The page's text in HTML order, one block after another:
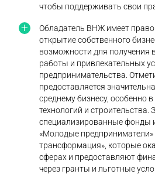
чтобы поддерживать свои
Обладатель ВНЖ имеет право
открытие собственного
возможности для получения
работы и привлекательных
предпринимательства.
предоставляется
среднему бизнесу, особенно
технологий и строительства.
специализированные фонды
«Молодые
трансформация», которые
сферах и предоставляют
через гранты и льготные